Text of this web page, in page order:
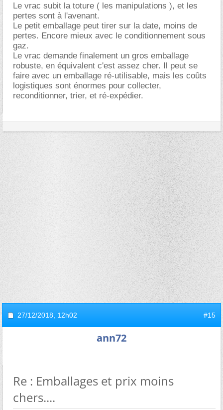
Le vrac subit la toture ( les manipulations ), et les
pertes sont à l'avenant.
Le petit emballage peut tirer sur la date, moins de
pertes. Encore mieux avec le conditionnement sous
gaz.
Le vrac demande finalement un gros emballage
robuste, en équivalent c'est assez cher. Il peut se
faire avec un emballage ré-utilisable, mais les coûts
logistiques sont énormes pour collecter,
reconditionner, trier, et ré-expédier.
27/12/2018, 12h02 #15
ann72
Re : Emballages et prix moins
chers....